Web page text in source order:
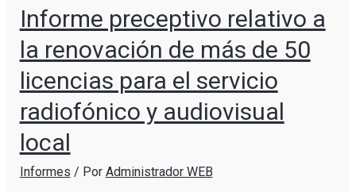
Informe preceptivo relativo a
la renovación de más de 50
licencias para el servicio
radiofónico y audiovisual
local
Informes / Por Administrador WEB